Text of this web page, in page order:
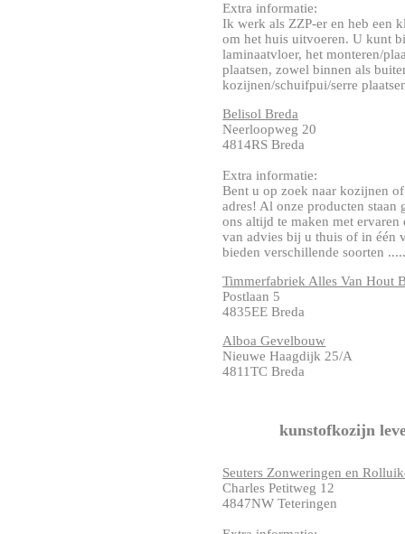
Extra informatie:
Ik werk als ZZP-er en heb een
om het huis uitvoeren. U kunt
laminaatvloer, het monteren/
plaatsen, zowel binnen als
kozijnen/schuifpui/serre
Belisol Breda
Neerloopweg 20
4814RS Breda
Extra informatie:
Bent u op zoek naar kozijnen
adres! Al onze producten
ons altijd te maken met
van advies bij u thuis of in één
bieden verschillende soorten
Timmerfabriek Alles Van Hout
Postlaan 5
4835EE Breda
Alboa Gevelbouw
Nieuwe Haagdijk 25/A
4811TC Breda
kunstofkozijn
Seuters Zonweringen en
Charles Petitweg 12
4847NW Teteringen